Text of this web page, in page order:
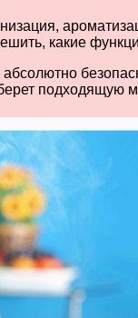
какие
подходящую